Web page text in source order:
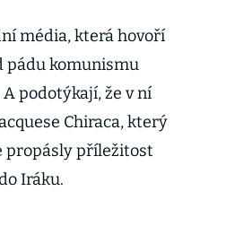
média, která hovoří
pádu komunismu
podotýkají, že v ní
Chiraca, který
propásly příležitost
Iráku.